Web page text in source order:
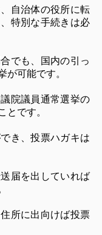
自治体の役所に転
特別な手続きは必
でも、国内の引っ
が可能です。
院議員通常選挙の
とです。
き、投票ハガキは
届を出していれば
所に出向けば投票